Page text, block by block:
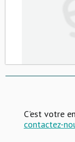
C'est votre
contactez-